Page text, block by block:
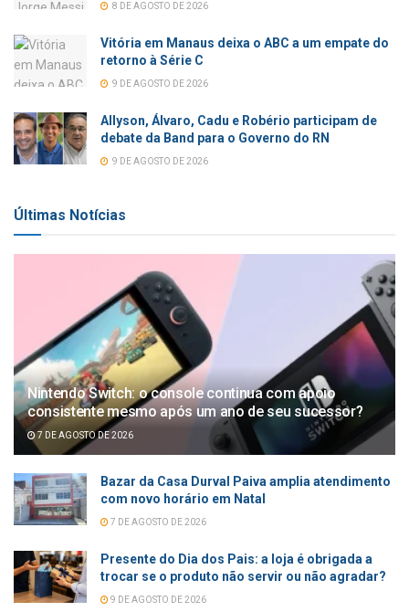
8 DE AGOSTO DE 2026
Vitória em Manaus deixa o ABC a um empate do
retorno à Série C
9 DE AGOSTO DE 2026
Allyson, Álvaro, Cadu e Robério participam de
debate da Band para o Governo do RN
9 DE AGOSTO DE 2026
Últimas Notícias
Nintendo Switch: o console continua com apoio
consistente mesmo após um ano de seu sucessor?
7 DE AGOSTO DE 2026
Bazar da Casa Durval Paiva amplia atendimento
com novo horário em Natal
7 DE AGOSTO DE 2026
Presente do Dia dos Pais: a loja é obrigada a
trocar se o produto não servir ou não agradar?
9 DE AGOSTO DE 2026